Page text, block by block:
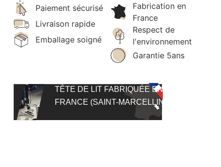
Paiement sécurisé
Livraison rapide
Emballage soigné
Fabrication en
France
Respect de
l'environnement
Garantie 5ans
TÊTE DE LIT FABRIQUÉE EN
FRANCE (SAINT-MARCELLIN)